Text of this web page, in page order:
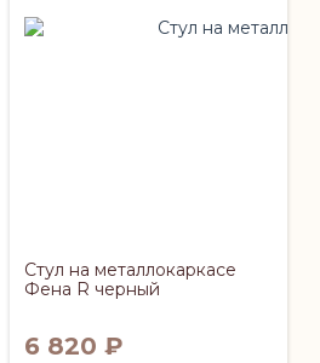
Стул на металлокаркасе
Фена R черный
6 820 ₽